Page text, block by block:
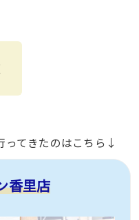
ってきたのはこちら↓
香里店